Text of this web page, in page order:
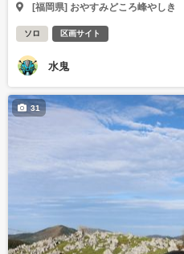
[福岡県] おやすみどころ峰やしき
ソロ 区画サイト
水鬼
31